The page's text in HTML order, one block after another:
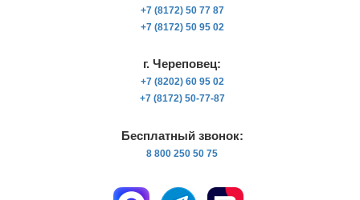
+7 (8172) 50 77 87
+7 (8172) 50 95 02
г. Череповец:
+7 (8202) 60 95 02
+7 (8172) 50-77-87
Бесплатный звонок:
8 800 250 50 75